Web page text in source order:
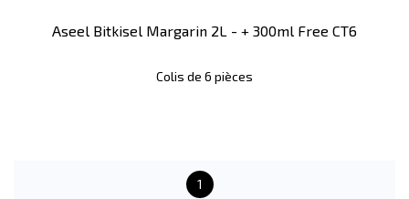
Aseel Bitkisel Margarin 2L - + 300ml Free CT6
Colis de 6 pièces
1